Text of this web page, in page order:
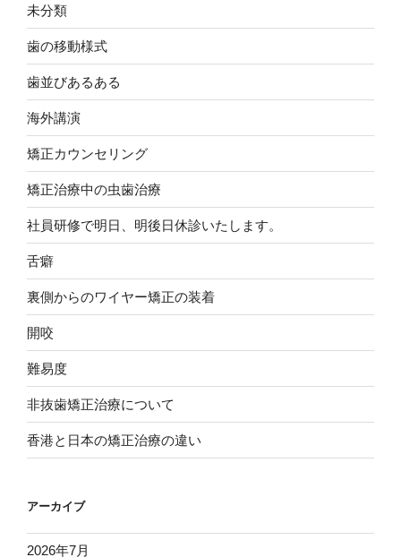
未分類
歯の移動様式
歯並びあるある
海外講演
矯正カウンセリング
矯正治療中の虫歯治療
社員研修で明日、明後日休診いたします。
舌癖
裏側からのワイヤー矯正の装着
開咬
難易度
非抜歯矯正治療について
香港と日本の矯正治療の違い
アーカイブ
2026年7月